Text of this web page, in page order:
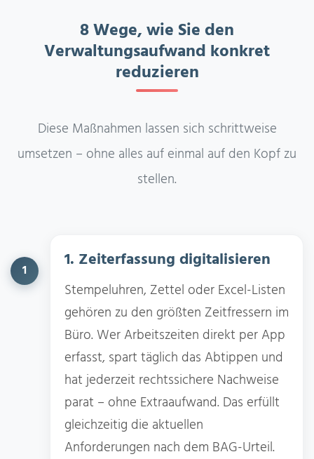
8 Wege, wie Sie den
Verwaltungsaufwand konkret
reduzieren
Diese Maßnahmen lassen sich schrittweise
umsetzen – ohne alles auf einmal auf den Kopf zu
stellen.
1 1. Zeiterfassung digitalisieren
Stempeluhren, Zettel oder Excel-Listen
gehören zu den größten Zeitfressern im
Büro. Wer Arbeitszeiten direkt per App
erfasst, spart täglich das Abtippen und
hat jederzeit rechtssichere Nachweise
parat – ohne Extraaufwand. Das erfüllt
gleichzeitig die aktuellen
Anforderungen nach dem BAG-Urteil.